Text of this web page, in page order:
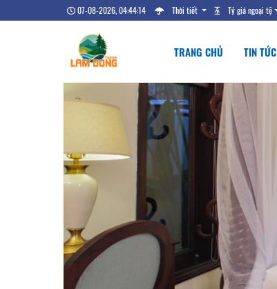
07-08-2026, 04:44:15 Thời tiết Tỷ giá ngoại tệ
TRANG CHỦ TIN TỨC